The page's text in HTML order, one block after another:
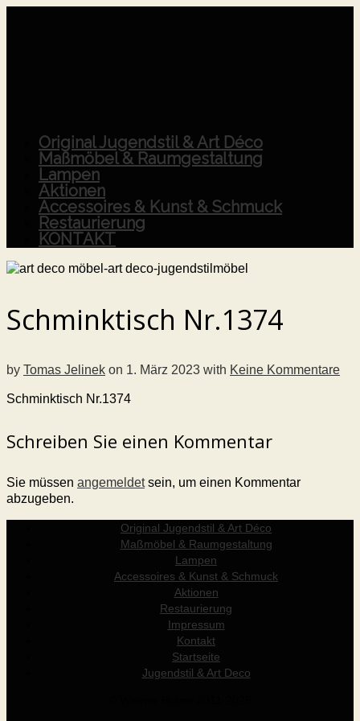
Original Jugendstil & Art Déco
Maßmöbel & Raumgestaltung
Lampen
Aktionen
Accessoires & Kunst & Schmuck
Restaurierung
KONTAKT
Schminktisch Nr.1374
by Tomas Jelinek on 1. März 2023 with Keine Kommentare
Schminktisch Nr.1374
Schreiben Sie einen Kommentar
Sie müssen angemeldetsein, um einen Kommentar
abzugeben.
Original Jugendstil & Art Déco
Maßmöbel & Raumgestaltung
Lampen
Accessoires & Kunst & Schmuck
Aktionen
Restaurierung
Impressum
Kontakt
Startseite
Jugendstil & Art Deco